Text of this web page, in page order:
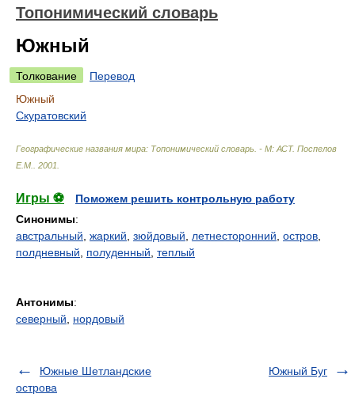
Топонимический словарь
Южный
Толкование
Перевод
Южный
Скуратовский
Географические названия мира: Топонимический словарь. - М: АСТ. Поспелов
Е.М.
2001
Игры ⚽
Поможем решить контрольную работу
Синонимы:
австральный жаркий зюйдовый летнесторонний остров
полдневный
полуденный теплый
Антонимы:
северный
нордовый
Южные Шетландские
острова
Южный Буг